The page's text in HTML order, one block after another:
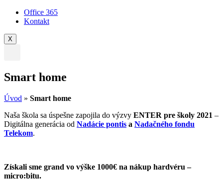
Office 365
Kontakt
X
Smart home
Úvod » Smart home
Naša škola sa úspešne zapojila do výzvy ENTER pre školy 2021 –
Digitálna generácia od Nadácie pontis a Nadačného fondu
Telekom.
Získali sme grand vo výške 1000€ na nákup hardvéru –
micro:bitu.